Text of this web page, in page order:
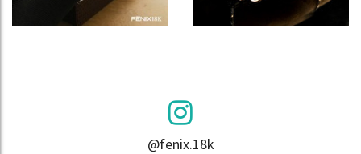
@fenix.18k